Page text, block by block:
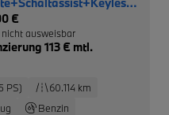
€
nicht ausweisbar
113 € mtl.
PS)
60.114 km
Benzin